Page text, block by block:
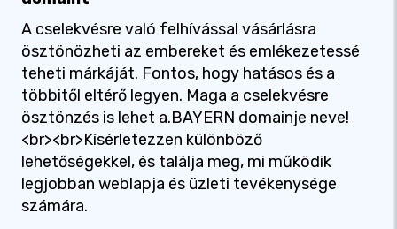
A cselekvésre való felhívással vásárlásra
ösztönözheti az embereket és emlékezetessé
teheti márkáját. Fontos, hogy hatásos és a
többitől eltérő legyen. Maga a cselekvésre
ösztönzés is lehet a.BAYERN domainje neve!
<br><br>Kísérletezzen különböző
lehetőségekkel, és találja meg, mi működik
legjobban weblapja és üzleti tevékenysége
számára.